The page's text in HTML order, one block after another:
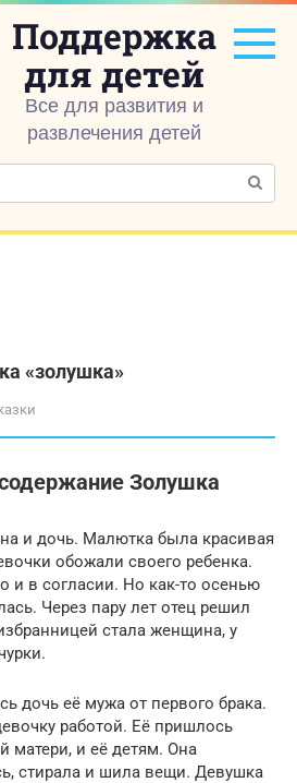
Поддержка
для детей
Все для развития и
развлечения детей
«золушка»
Золушка
и дочь. Малютка была красивая
обожали своего ребенка.
и в согласии. Но как-то осенью
Через пару лет отец решил
стала женщина, у
дочь её мужа от первого брака.
работой. Её пришлось
матери, и её детям. Она
стирала и шила вещи. Девушка